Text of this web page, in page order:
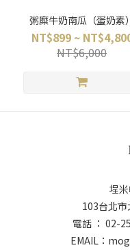
粥糜牛奶南瓜（蛋奶素）
NT$899 ~
NT$6,000
埕
103台北
電話 ： 02-
EMAIL：